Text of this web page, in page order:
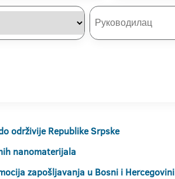
održivije Republike Srpske
nanomaterijala
zapošljavanja u Bosni i Hercegovini